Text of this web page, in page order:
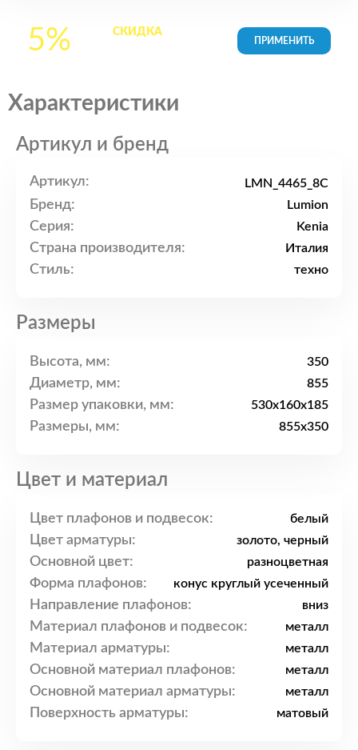
5% СКИДКАна все
Характеристики
Артикул и бренд
Артикул: LMN_4465_8C
Бренд: Lumion
Серия: Kenia
Страна производителя: Италия
Стиль: техно
Размеры
Высота, мм: 350
Диаметр, мм: 855
Размер упаковки, мм: 530x160x185
Размеры, мм: 855x350
Цвет и материал
Цвет плафонов и подвесок: белый
Цвет арматуры: золото, черный
Основной цвет: разноцветная
Форма плафонов: конус круглый усеченный
Направление плафонов: вниз
Материал плафонов и подвесок: металл
Материал арматуры: металл
Основной материал плафонов: металл
Основной материал арматуры: металл
Поверхность арматуры: матовый